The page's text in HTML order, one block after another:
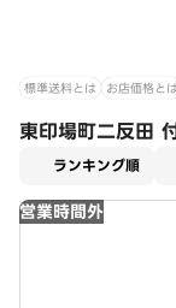
標準送料とは お店価格とは
東印場町二反田
ランキング順
営業時間外